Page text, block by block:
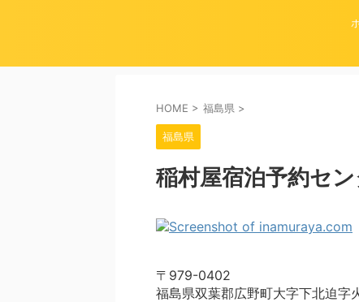
HOME > 福島県 >
福島県
稲村屋宿泊予約セ
〒979-0402
福島県双葉郡広野町大字下北迫字